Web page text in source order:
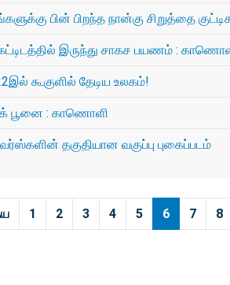
பின் பிறந்த நான்கு சிறுத்தை
இருந்து சாகச பயணம் :
கூகுளில் தேடிய உலகம்!
பூனை : காணொளி
தகுதியான வகுப்பு புகைப்படம்
1 2 3 4 5 6 7 8